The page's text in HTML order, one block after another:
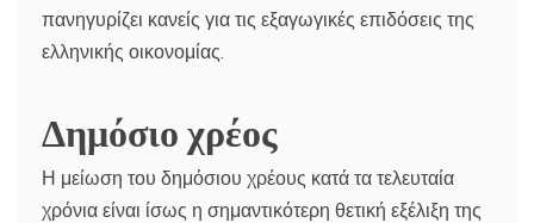
πανηγυρίζει κανείς για τις εξαγωγικές επιδόσεις της
ελληνικής οικονομίας.
Δημόσιο χρέος
Η μείωση του δημόσιου χρέους κατά τα τελευταία
χρόνια είναι ίσως η σημαντικότερη θετική εξέλιξη της